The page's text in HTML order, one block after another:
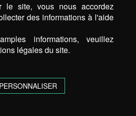
le site, vous nous accordez
des informations à l'aide
informations, veuillez
légales du site.
PERSONNALISER